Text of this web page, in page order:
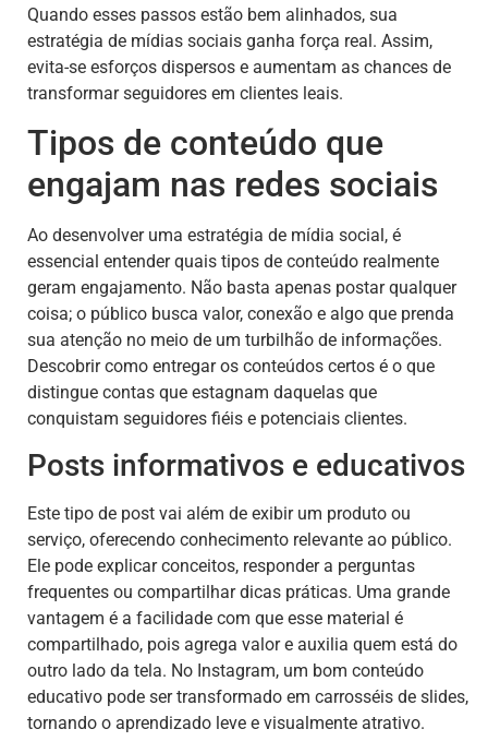
Quando esses passos estão bem alinhados, sua
estratégia de mídias sociais ganha força real. Assim,
evita-se esforços dispersos e aumentam as chances de
transformar seguidores em clientes leais.
Tipos de conteúdo que
engajam nas redes sociais
Ao desenvolver uma estratégia de mídia social, é
essencial entender quais tipos de conteúdo realmente
geram engajamento. Não basta apenas postar qualquer
coisa; o público busca valor, conexão e algo que prenda
sua atenção no meio de um turbilhão de informações.
Descobrir como entregar os conteúdos certos é o que
distingue contas que estagnam daquelas que
conquistam seguidores fiéis e potenciais clientes.
Posts informativos e educativos
Este tipo de post vai além de exibir um produto ou
serviço, oferecendo conhecimento relevante ao público.
Ele pode explicar conceitos, responder a perguntas
frequentes ou compartilhar dicas práticas. Uma grande
vantagem é a facilidade com que esse material é
compartilhado, pois agrega valor e auxilia quem está do
outro lado da tela. No Instagram, um bom conteúdo
educativo pode ser transformado em carrosséis de slides,
tornando o aprendizado leve e visualmente atrativo.